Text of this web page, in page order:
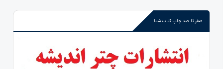
صفر تا صد چاپ کتاب شما